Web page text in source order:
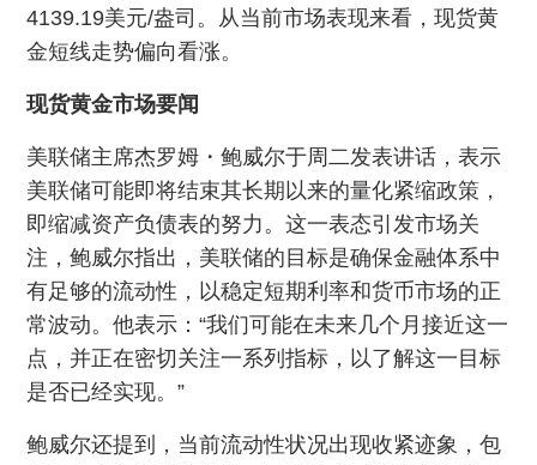
4139.19美元/盎司。从当前市场表现来看，现货黄
金短线走势偏向看涨。
现货黄金市场要闻
美联储主席杰罗姆・鲍威尔于周二发表讲话，表示
美联储可能即将结束其长期以来的量化紧缩政策，
即缩减资产负债表的努力。这一表态引发市场关
注，鲍威尔指出，美联储的目标是确保金融体系中
有足够的流动性，以稳定短期利率和货币市场的正
常波动。他表示：“我们可能在未来几个月接近这一
点，并正在密切关注一系列指标，以了解这一目标
是否已经实现。”
鲍威尔还提到，当前流动性状况出现收紧迹象，包